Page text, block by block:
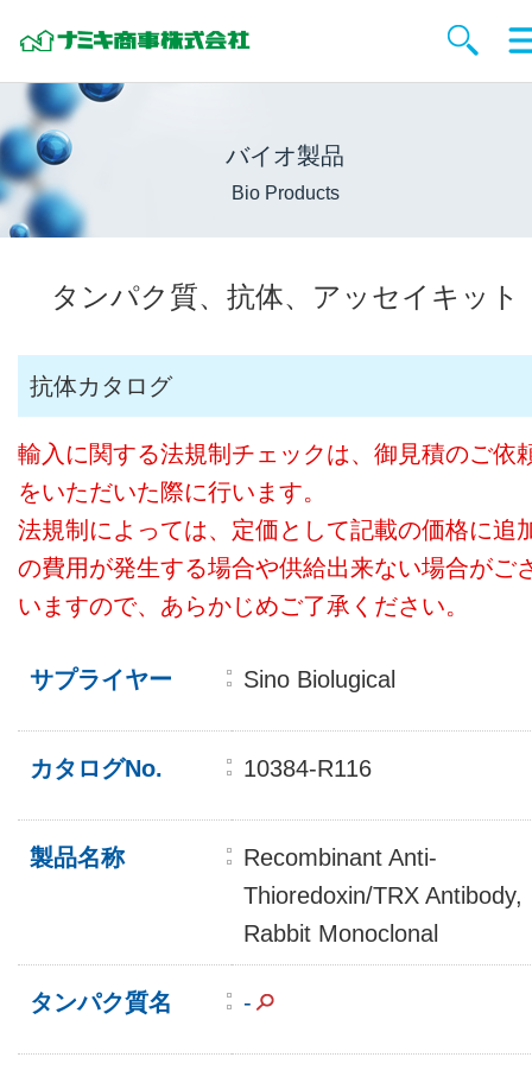
バイオ製品
Bio Products
タンパク質、抗体、アッセイキット
抗体カタログ
輸入に関する法規制チェックは、御見積のご依
をいただいた際に行います。
法規制によっては、定価として記載の価格に追
の費用が発生する場合や供給出来ない場合がご
いますので、あらかじめご了承ください。
サプライヤー Sino Biolugical
カタログNo. 10384-R116
製品名称
Recombinant Anti-
Thioredoxin/TRX Antibody,
Rabbit Monoclonal
タンパク質名 -